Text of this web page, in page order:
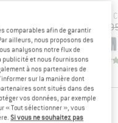
Prix
€Prix réduit
25,97 €
4,0(4)
comparables afin de garantir
ailleurs, nous proposons des
analysons notre flux de
publicité et nous fournissons
à nos partenaires de
sur la manière dont
sont situés dans des
vos données, par exemple
« Tout sélectionner », vous
Si vous ne souhaitez pas